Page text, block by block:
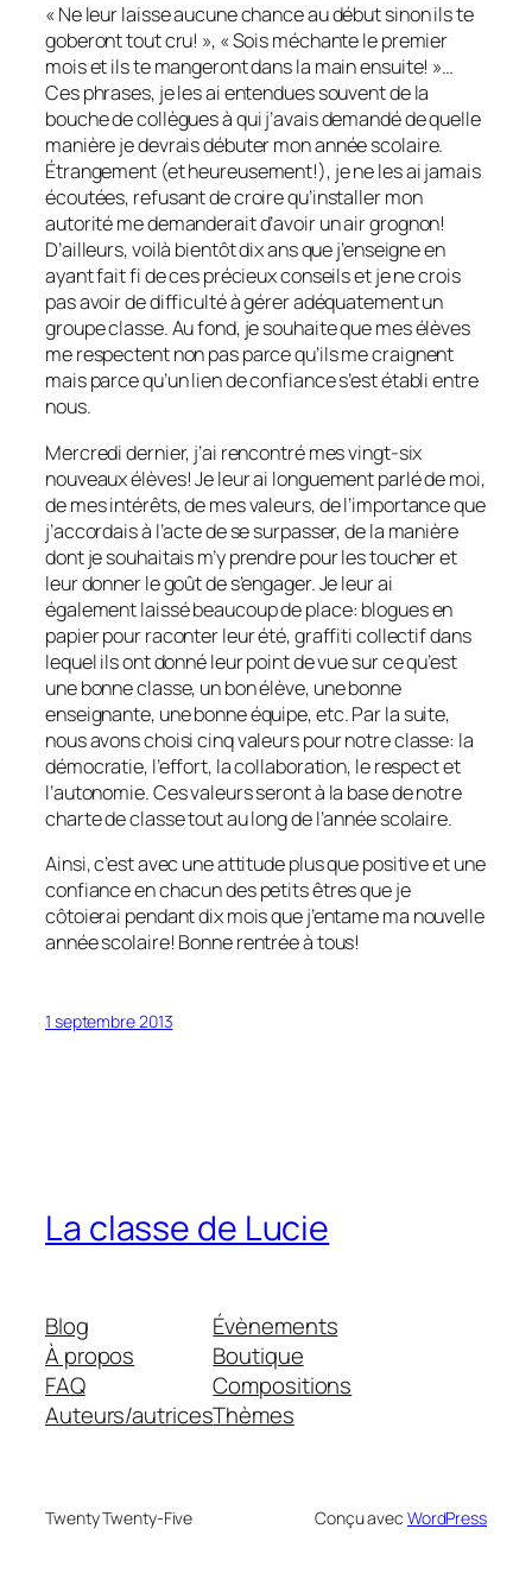
« Ne leur laisse aucune chance au début sinon ils te
goberont tout cru! », « Sois méchante le premier
mois et ils te mangeront dans la main ensuite! »…
Ces phrases, je les ai entendues souvent de la
bouche de collègues à qui j’avais demandé de quelle
manière je devrais débuter mon année scolaire.
Étrangement (et heureusement!), je ne les ai jamais
écoutées, refusant de croire qu’installer mon
autorité me demanderait d’avoir un air grognon!
D’ailleurs, voilà bientôt dix ans que j’enseigne en
ayant fait fi de ces précieux conseils et je ne crois
pas avoir de difficulté à gérer adéquatement un
groupe classe. Au fond, je souhaite que mes élèves
me respectent non pas parce qu’ils me craignent
mais parce qu’un lien de confiance s’est établi entre
nous.
Mercredi dernier, j’ai rencontré mes vingt-six
nouveaux élèves! Je leur ai longuement parlé de moi,
de mes intérêts, de mes valeurs, de l’importance que
j’accordais à l’acte de se surpasser, de la manière
dont je souhaitais m’y prendre pour les toucher et
leur donner le goût de s’engager. Je leur ai
également laissé beaucoup de place: blogues en
papier pour raconter leur été, graffiti collectif dans
lequel ils ont donné leur point de vue sur ce qu’est
une bonne classe, un bon élève, une bonne
enseignante, une bonne équipe, etc. Par la suite,
nous avons choisi cinq valeurs pour notre classe: la
démocratie, l’effort, la collaboration, le respect et
l’autonomie. Ces valeurs seront à la base de notre
charte de classe tout au long de l’année scolaire.
Ainsi, c’est avec une attitude plus que positive et une
confiance en chacun des petits êtres que je
côtoierai pendant dix mois que j’entame ma nouvelle
année scolaire! Bonne rentrée à tous!
1 septembre 2013
La classe de Lucie
Blog
À propos
FAQ
Auteurs/autrices
Évènements
Boutique
Compositions
Thèmes
Twenty Twenty-Five Conçu avec WordPress